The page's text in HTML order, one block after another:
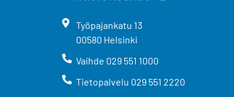
Työpajankatu 13
00580 Helsinki
Vaihde 029 551 1000
Tietopalvelu 029 551 2220